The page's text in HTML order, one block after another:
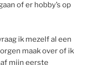
of er hobby’s op
ik mezelf al een
maak over of ik
mijn eerste